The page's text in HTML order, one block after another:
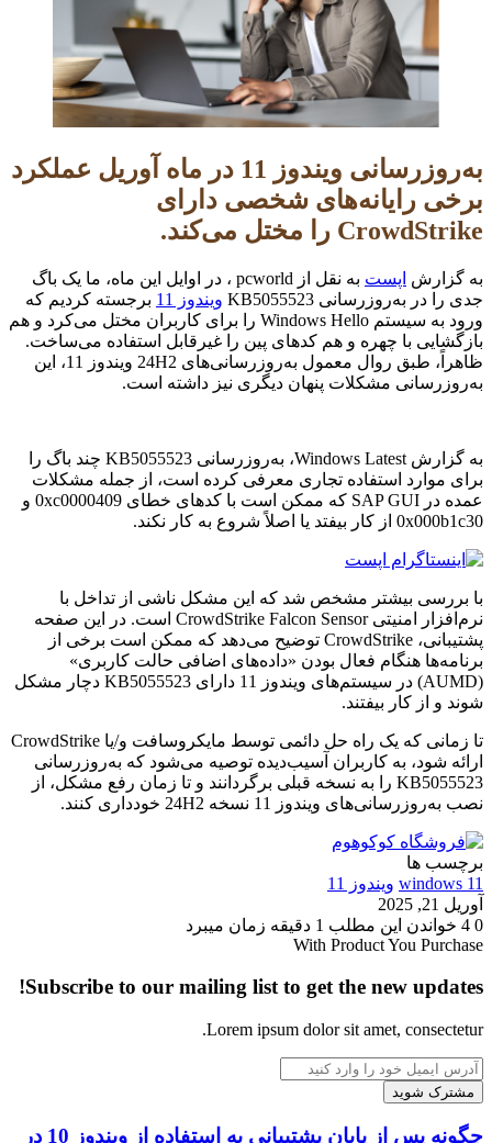
به‌روزرسانی ویندوز 11 در ماه آوریل عملکرد
برخی رایانه‌های شخصی دارای
CrowdStrike را مختل می‌کند.
به گزارش اپست
به نقل از pcworld ، در اوایل این ماه، ما یک باگ
جدی را در به‌روزرسانی KB5055523
ویندوز 11
برجسته کردیم که
ورود به سیستم Windows Hello را برای کاربران مختل می‌کرد و هم
بازگشایی با چهره و هم کدهای پین را غیرقابل استفاده می‌ساخت.
ظاهراً، طبق روال معمول به‌روزرسانی‌های 24H2 ویندوز 11، این
به‌روزرسانی مشکلات پنهان دیگری نیز داشته است.
به گزارش Windows Latest، به‌روزرسانی KB5055523 چند باگ را
برای موارد استفاده تجاری معرفی کرده است، از جمله مشکلات
عمده در SAP GUI که ممکن است با کدهای خطای 0xc0000409 و
0x000b1c30 از کار بیفتد یا اصلاً شروع به کار نکند.
با بررسی بیشتر مشخص شد که این مشکل ناشی از تداخل با
نرم‌افزار امنیتی CrowdStrike Falcon Sensor است. در این صفحه
پشتیبانی، CrowdStrike توضیح می‌دهد که ممکن است برخی از
برنامه‌ها هنگام فعال بودن «داده‌های اضافی حالت کاربری»
(AUMD) در سیستم‌های ویندوز 11 دارای KB5055523 دچار مشکل
شوند و از کار بیفتند.
تا زمانی که یک راه حل دائمی توسط مایکروسافت و/یا CrowdStrike
ارائه شود، به کاربران آسیب‌دیده توصیه می‌شود که به‌روزرسانی
KB5055523 را به نسخه قبلی برگردانند و تا زمان رفع مشکل، از
نصب به‌روزرسانی‌های ویندوز 11 نسخه 24H2 خودداری کنند.
برچسب ها
windows 11 ویندوز 11
آوریل 21, 2025
0
خواندن این مطلب 1 دقیقه زمان میبرد
With Product You Purchase
Subscribe to our mailing list to get the new updates!
Lorem ipsum dolor sit amet, consectetur.
آدرس
ایمیل
خود
را
چگونه
چگونه پس از پایان پشتیبانی به استفاده از ویندوز 10 در